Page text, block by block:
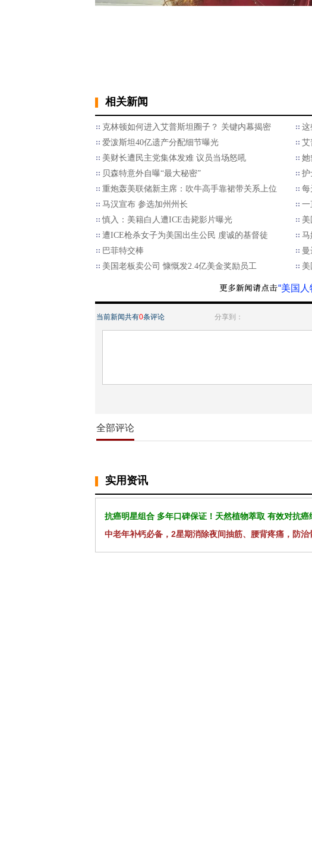
相关新闻
克林顿如何进入艾普斯坦圈子？ 关键内幕揭密
这
爱泼斯坦40亿遗产分配细节曝光
艾
美财长遭民主党集体发难 议员当场怒吼
她
贝森特意外自曝“最大秘密”
护
重炮轰美联储新主席：吹牛高手靠裙带关系上位
每
马汉宣布 参选加州州长
一
慎入：美籍白人遭ICE击毙影片曝光
美
遭ICE枪杀女子为美国出生公民 虔诚的基督徒
马
巴菲特交棒
美国老板卖公司 慷慨发2.4亿美金奖励员工
“美国人
当前新闻共有0条评论 分享到：
全部评论
实用资讯
抗癌明星组合 多年口碑保证！天然植物萃取 有效对抗癌
中老年补钙必备，2星期消除夜间抽筋、腰背疼痛，防治